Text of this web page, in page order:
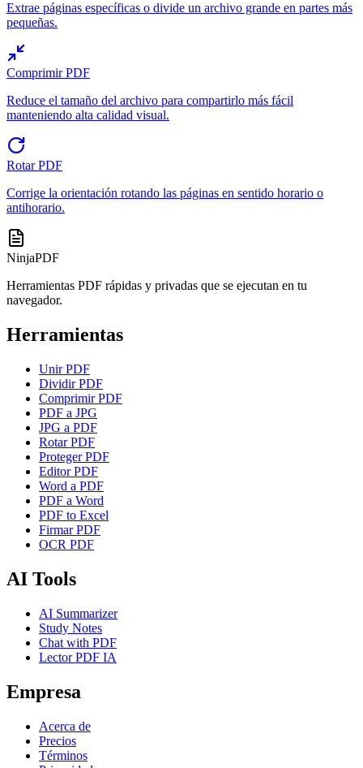
Extrae páginas específicas o divide un archivo grande en partes más
pequeñas.
Comprimir PDF
Reduce el tamaño del archivo para compartirlo más fácil
manteniendo alta calidad visual.
Rotar PDF
Corrige la orientación rotando las páginas en sentido horario o
antihorario.
NinjaPDF
Herramientas PDF rápidas y privadas que se ejecutan en tu
navegador.
Herramientas
Unir PDF
Dividir PDF
Comprimir PDF
PDF a JPG
JPG a PDF
Rotar PDF
Proteger PDF
Editor PDF
Word a PDF
PDF a Word
PDF to Excel
Firmar PDF
OCR PDF
AI Tools
AI Summarizer
Study Notes
Chat with PDF
Lector PDF IA
Empresa
Acerca de
Precios
Términos